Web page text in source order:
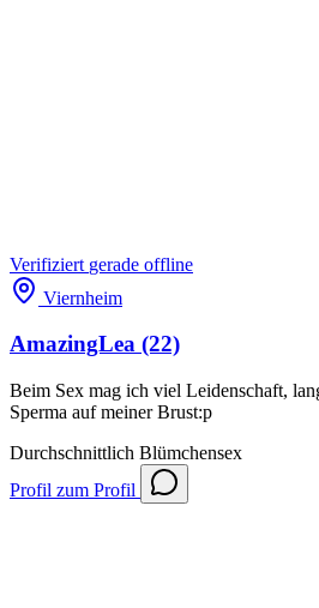
Verifiziert gerade offline
Viernheim
AmazingLea (22)
Beim Sex mag ich viel Leidenschaft,
Sperma auf meiner Brust:p
Durchschnittlich Blümchensex
Profil zum Profil